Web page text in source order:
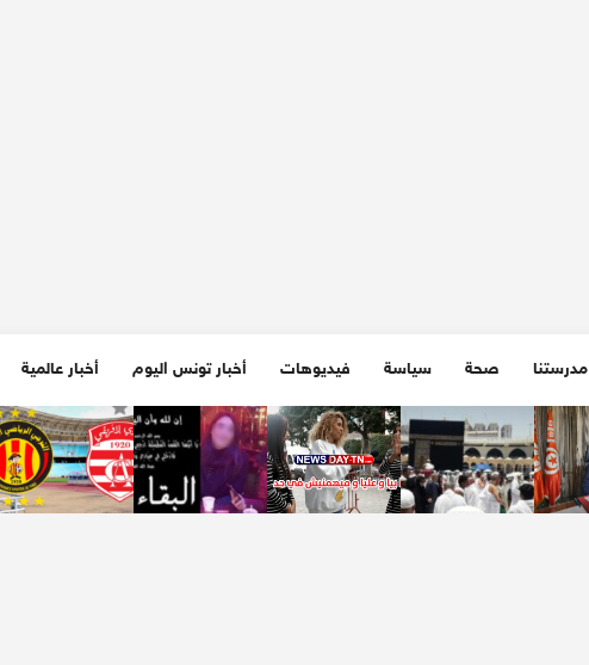
مدرستنا صحة سياسة فيديوهات أخبار تونس اليوم أخبار عالمية